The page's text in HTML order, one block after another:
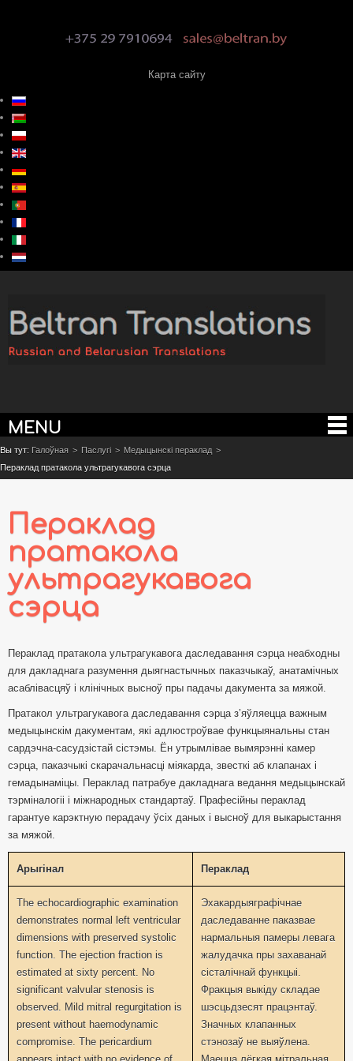
Карта сайту
MENU
Вы тут: Галоўная > Паслугі > Медыцынскі пераклад >
Пераклад пратакола ультрагукавога сэрца
Пераклад
пратакола
ультрагукавога
сэрца
Пераклад пратакола ультрагукавога даследавання сэрца неабходны
для дакладнага разумення дыягнастычных паказчыкаў, анатамічных
асаблівасцяў і клінічных высноў пры падачы дакумента за мяжой.
Пратакол ультрагукавога даследавання сэрца з’яўляецца важным
медыцынскім дакументам, які адлюстроўвае функцыянальны стан
сардэчна-сасудзістай сістэмы. Ён утрымлівае вымярэнні камер
сэрца, паказчыкі скарачальнасці міякарда, звесткі аб клапанах і
гемадынаміцы. Пераклад патрабуе дакладнага ведання медыцынскай
тэрміналогіі і міжнародных стандартаў. Прафесійны пераклад
гарантуе карэктную перадачу ўсіх даных і высноў для выкарыстання
за мяжой.
Арыгiнал Пераклад
The echocardiographic examination
demonstrates normal left ventricular
dimensions with preserved systolic
function. The ejection fraction is
estimated at sixty percent. No
significant valvular stenosis is
observed. Mild mitral regurgitation is
present without haemodynamic
compromise. The pericardium
Эхакардыяграфічнае
даследаванне паказвае
нармальныя памеры левага
жалудачка пры захаванай
сісталічнай функцыі.
Фракцыя выкіду складае
шэсцьдзесят працэнтаў.
Значных клапанных
стэнозаў не выяўлена.